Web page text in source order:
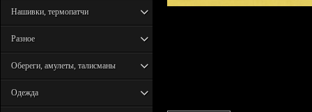
Нашивки, термопатчи
Разное
Обереги, амулеты, талисманы
Одежда